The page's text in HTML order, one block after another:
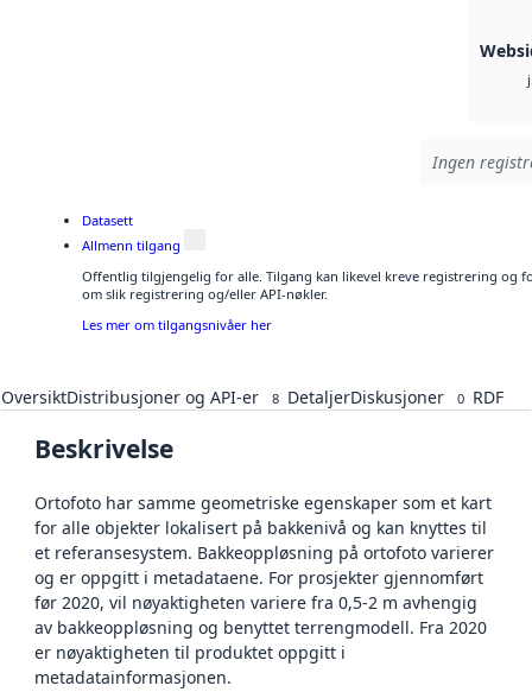
Ingen
Datasett
Allmenn tilgang
Offentlig tilgjengelig for alle. Tilgang kan likevel kreve registrering og
om slik registrering og/eller API-nøkler.
Les mer om tilgangsnivåer her
OversiktDistribusjoner og API-er 8 DetaljerDiskusjoner 0 RDF
Beskrivelse
Ortofoto har samme geometriske egenskaper som et kart
for alle objekter lokalisert på bakkenivå og kan knyttes til
et referansesystem. Bakkeoppløsning på ortofoto varierer
og er oppgitt i metadataene. For prosjekter gjennomført
før 2020, vil nøyaktigheten variere fra 0,5-2 m avhengig
av bakkeoppløsning og benyttet terrengmodell. Fra 2020
er nøyaktigheten til produktet oppgitt i
metadatainformasjonen.